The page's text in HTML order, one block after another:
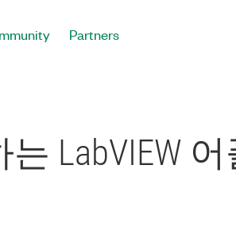
Partners
LabVIEW